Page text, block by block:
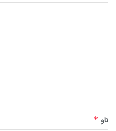
ناو *